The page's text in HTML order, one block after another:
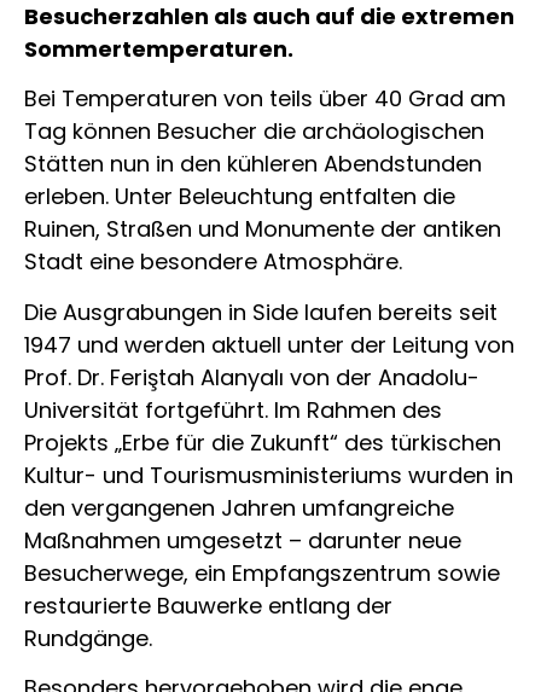
Besucherzahlen als auch auf die extremen
Sommertemperaturen.
Bei Temperaturen von teils über 40 Grad am
Tag können Besucher die archäologischen
Stätten nun in den kühleren Abendstunden
erleben. Unter Beleuchtung entfalten die
Ruinen, Straßen und Monumente der antiken
Stadt eine besondere Atmosphäre.
Die Ausgrabungen in Side laufen bereits seit
1947 und werden aktuell unter der Leitung von
Prof. Dr. Feriştah Alanyalı von der Anadolu-
Universität fortgeführt. Im Rahmen des
Projekts „Erbe für die Zukunft“ des türkischen
Kultur- und Tourismusministeriums wurden in
den vergangenen Jahren umfangreiche
Maßnahmen umgesetzt – darunter neue
Besucherwege, ein Empfangszentrum sowie
restaurierte Bauwerke entlang der
Rundgänge.